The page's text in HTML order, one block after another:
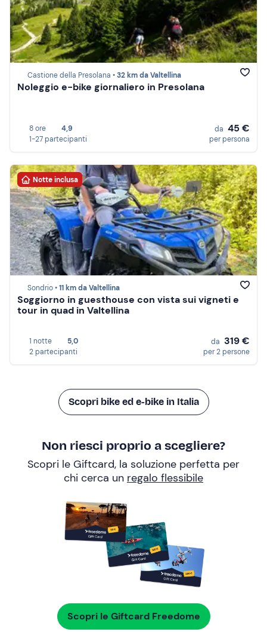
Castione della Presolana •32 km da Valtellina
Noleggio e-bike giornaliero in Presolana
8 ore
4,9
1-27 partecipanti
da 45 €
per persona
Notte inclusa
Sondrio •11 km da Valtellina
Soggiorno in guesthouse con vista sui vigneti e
tour in quad in Valtellina
1 notte
5,0
2 partecipanti
da 319 €
per 2 persone
Scopri bike ed e-bike in Italia
Non riesci proprio a scegliere?
Scopri le Giftcard, la soluzione perfetta per
chi cerca un regalo flessibile
Scopri le Giftcard Freedome